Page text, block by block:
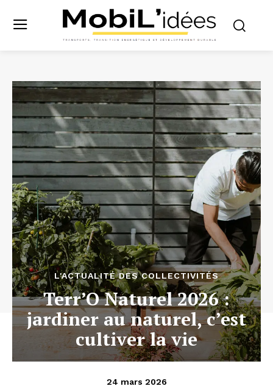
L'ACTUALITÉ DES COLLECTIVITÉS
Terr’O Naturel 2026 :
jardiner au naturel, c’est
cultiver la vie
24 mars 2026